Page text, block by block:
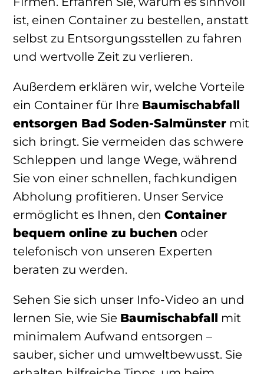
ist, einen Container zu bestellen, anstatt
selbst zu Entsorgungsstellen zu fahren
und wertvolle Zeit zu verlieren.
Außerdem erklären wir, welche Vorteile
ein Container für Ihre Baumischabfall
entsorgen Bad Soden-Salmünster mit
sich bringt. Sie vermeiden das schwere
Schleppen und lange Wege, während
Sie von einer schnellen, fachkundigen
Abholung profitieren. Unser Service
ermöglicht es Ihnen, den Container
bequem online zu buchen oder
telefonisch von unseren Experten
beraten zu werden.
Sehen Sie sich unser Info-Video an und
lernen Sie, wie Sie Baumischabfall mit
minimalem Aufwand entsorgen –
sauber, sicher und umweltbewusst. Sie